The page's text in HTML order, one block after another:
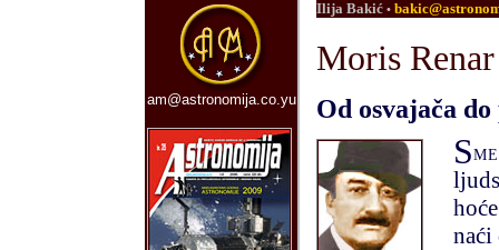
am@astronomija.co.yu
Ilija Bakić •
Moris Renar
Od osvajača do
S
naći